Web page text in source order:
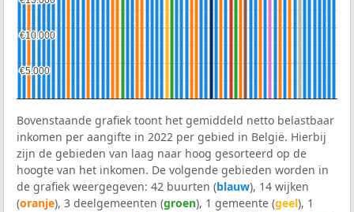
€5.000
€5.000
€10.000
€10.000
Bovenstaande grafiek toont het gemiddeld netto belastbaar
inkomen per aangifte in 2022 per gebied in België. Hierbij
zijn de gebieden van laag naar hoog gesorteerd op de
hoogte van het inkomen. De volgende gebieden worden in
de grafiek weergegeven: 42 buurten (blauw), 14 wijken
(oranje), 3 deelgemeenten (groen), 1 gemeente (geel), 1